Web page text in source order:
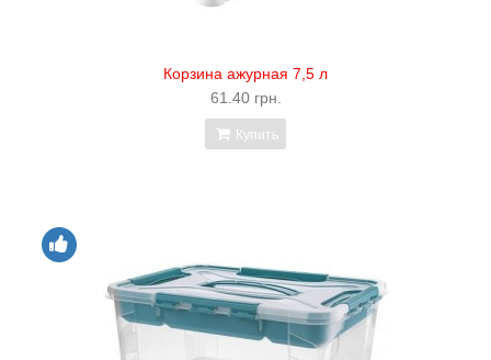
Корзина ажурная 7,5 л
61.40 грн.
Купить